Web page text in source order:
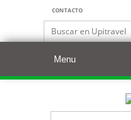
CONTACTO